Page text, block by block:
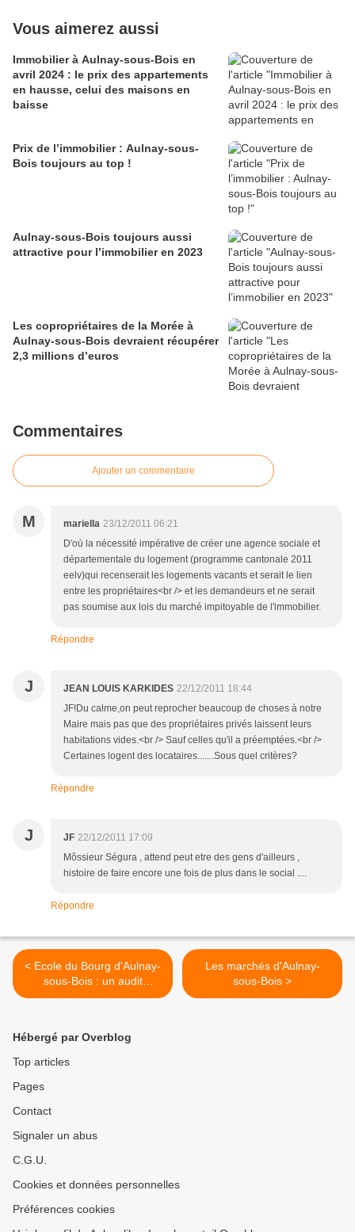
Vous aimerez aussi
Immobilier à Aulnay-sous-Bois en
avril 2024 : le prix des appartements
en hausse, celui des maisons en
baisse
Prix de l’immobilier : Aulnay-sous-
Bois toujours au top !
Aulnay-sous-Bois toujours aussi
attractive pour l’immobilier en 2023
Les copropriétaires de la Morée à
Aulnay-sous-Bois devraient récupérer
2,3 millions d’euros
Commentaires
Ajouter un commentaire
M mariella 23/12/2011 06:21
D'où la nécessité impérative de créer une agence sociale et
départementale du logement (programme cantonale 2011
eelv)qui recenserait les logements vacants et serait le lien
entre les propriétaires<br /> et les demandeurs et ne serait
pas soumise aux lois du marché impitoyable de l'immobilier.
Répondre
J JEAN LOUIS KARKIDES 22/12/2011 18:44
JF!Du calme,on peut reprocher beaucoup de choses à notre
Maire mais pas que des propriétaires privés laissent leurs
habitations vides.<br /> Sauf celles qu'il a préemptées.<br />
Certaines logent des locataires.......Sous quel critères?
Répondre
J JF 22/12/2011 17:09
Môssieur Ségura , attend peut etre des gens d'ailleurs ,
histoire de faire encore une fois de plus dans le social ....
Répondre
< Ecole du Bourg d'Aulnay-
sous-Bois : un audit
technique et sanitaire enfin
Les marchés d'Aulnay-
sous-Bois >
Hébergé par Overblog
Top articles
Pages
Contact
Signaler un abus
C.G.U.
Cookies et données personnelles
Préférences cookies